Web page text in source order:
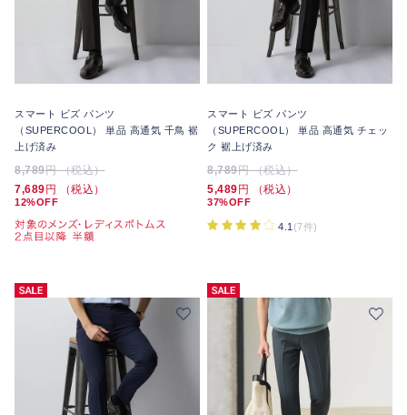
スマート ビズ パンツ
（SUPERCOOL） 単品 高通気 千鳥 裾
上げ済み
8,789円 （税込）
7,689 円 （税込）
12%OFF
スマート ビズ パンツ
（SUPERCOOL） 単品 高通気 チェッ
ク 裾上げ済み
8,789円 （税込）
5,489 円 （税込）
37%OFF
4.1 (7件)